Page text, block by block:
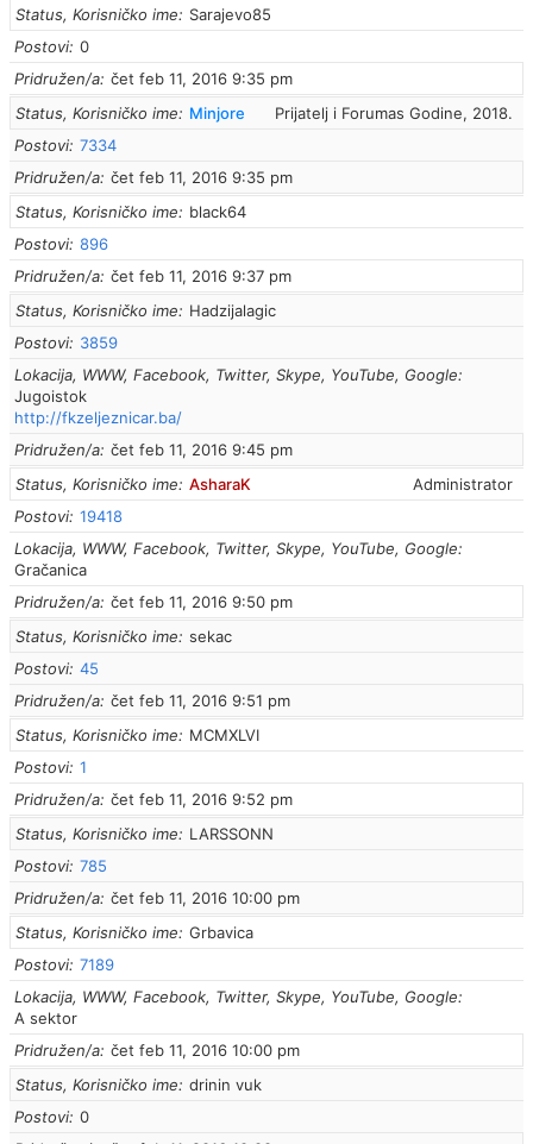
Status, Korisničko ime
Sarajevo85
Postovi 0
Pridružen/a čet feb 11, 2016 9:35 pm
Status, Korisničko ime
Prijatelj i Forumas Godine, 2018.
Minjore
Postovi 7334
Pridružen/a čet feb 11, 2016 9:35 pm
Status, Korisničko ime
black64
Postovi 896
Pridružen/a čet feb 11, 2016 9:37 pm
Status, Korisničko ime
Hadzijalagic
Postovi
3859
Lokacija, WWW, Facebook, Twitter, Skype, YouTube, Google
Jugoistok
http://fkzeljeznicar.ba/
Pridružen/a čet feb 11, 2016 9:45 pm
Status, Korisničko ime
Administrator
AsharaK
Postovi 19418
Lokacija, WWW, Facebook, Twitter, Skype, YouTube, Google
Gračanica
Pridružen/a čet feb 11, 2016 9:50 pm
Status, Korisničko ime
sekac
Postovi 45
Pridružen/a čet feb 11, 2016 9:51 pm
Status, Korisničko ime
MCMXLVI
Postovi 1
Pridružen/a čet feb 11, 2016 9:52 pm
Status, Korisničko ime
LARSSONN
Postovi 785
Pridružen/a čet feb 11, 2016 10:00 pm
Status, Korisničko ime
Grbavica
Postovi 7189
Lokacija, WWW, Facebook, Twitter, Skype, YouTube, Google
A sektor
Pridružen/a čet feb 11, 2016 10:00 pm
Status, Korisničko ime
drinin vuk
Postovi 0